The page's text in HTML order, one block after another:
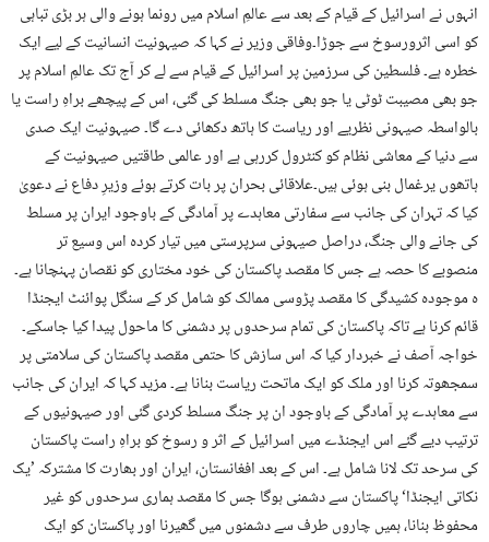
انہوں نے اسرائیل کے قیام کے بعد سے عالمِ اسلام میں رونما ہونے والی ہر بڑی تباہی
کو اسی اثرورسوخ سے جوڑا۔وفاقی وزیر نے کہا کہ صیہونیت انسانیت کے لیے ایک
خطرہ ہے۔ فلسطین کی سرزمین پر اسرائیل کے قیام سے لے کر آج تک عالمِ اسلام پر
جو بھی مصیبت ٹوٹی یا جو بھی جنگ مسلط کی گئی، اس کے پیچھے براہِ راست یا
بالواسطہ صیہونی نظریے اور ریاست کا ہاتھ دکھائی دے گا۔ صیہونیت ایک صدی
سے دنیا کے معاشی نظام کو کنٹرول کررہی ہے اور عالمی طاقتیں صیہونیت کے
ہاتھوں یرغمال بنی ہوئی ہیں۔علاقائی بحران پر بات کرتے ہوئے وزیرِ دفاع نے دعویٰ
کیا کہ تہران کی جانب سے سفارتی معاہدے پر آمادگی کے باوجود ایران پر مسلط
کی جانے والی جنگ، دراصل صیہونی سرپرستی میں تیار کردہ اس وسیع تر
منصوبے کا حصہ ہے جس کا مقصد پاکستان کی خود مختاری کو نقصان پہنچانا ہے۔
ہ موجودہ کشیدگی کا مقصد پڑوسی ممالک کو شامل کر کے سنگل پوائنٹ ایجنڈا
قائم کرنا ہے تاکہ پاکستان کی تمام سرحدوں پر دشمنی کا ماحول پیدا کیا جاسکے۔
خواجہ آصف نے خبردار کیا کہ اس سازش کا حتمی مقصد پاکستان کی سلامتی پر
سمجھوتہ کرنا اور ملک کو ایک ماتحت ریاست بنانا ہے۔ مزید کہا کہ ایران کی جانب
سے معاہدے پر آمادگی کے باوجود ان پر جنگ مسلط کردی گئی اور صیہونیوں کے
ترتیب دیے گئے اس ایجنڈے میں اسرائیل کے اثر و رسوخ کو براہِ راست پاکستان
کی سرحد تک لانا شامل ہے۔ اس کے بعد افغانستان، ایران اور بھارت کا مشترکہ ’یک
نکاتی ایجنڈا‘ پاکستان سے دشمنی ہوگا جس کا مقصد ہماری سرحدوں کو غیر
محفوظ بنانا، ہمیں چاروں طرف سے دشمنوں میں گھیرنا اور پاکستان کو ایک